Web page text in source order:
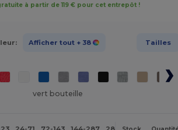
à partir de 119 € pour cet entrepôt !
Afficher tout + 38 Tailles
vert bouteille